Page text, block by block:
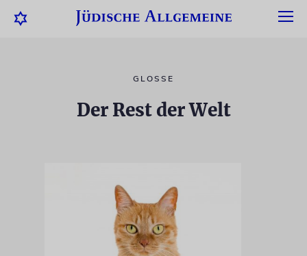
GLOSSE
Der Rest der Welt